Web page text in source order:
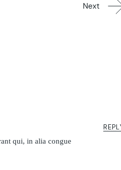
Next
qui, in alia congue